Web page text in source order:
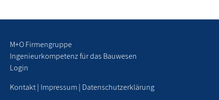
M+O Firmengruppe
Ingenieurkompetenz für das Bauwesen
Login
Kontakt| Impressum | Datenschutzerklärung